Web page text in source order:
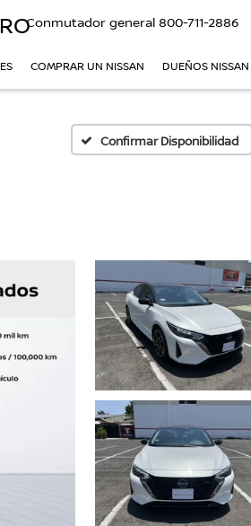
Conmutador general 800-711-2886
COMPRAR UN NISSAN DUEÑOS NISSAN
Confirmar Disponibilidad